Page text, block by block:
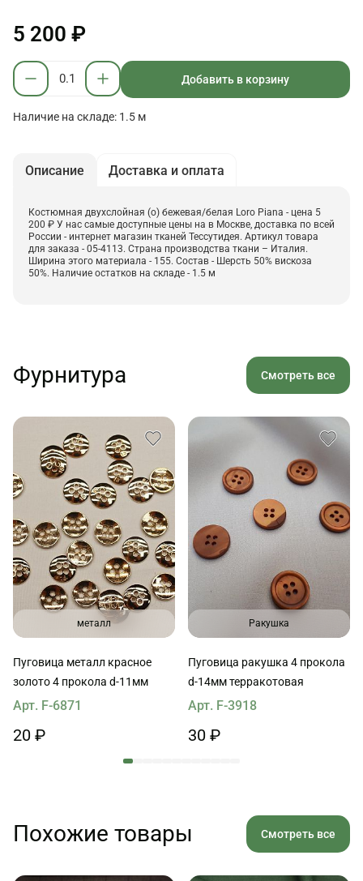
5 200 ₽
Добавить в корзину
Наличие на складе: 1.5 м
Описание Доставка и оплата
Костюмная двухслойная (о) бежевая/белая Loro Piana - цена 5
200 ₽ У нас самые доступные цены на в Москве, доставка по всей
России - интернет магазин тканей Тессутидея. Артикул товара
для заказа - 05-4113. Страна производства ткани – Италия.
Ширина этого материала - 155. Состав - Шерсть 50% вискоза
50%. Наличие остатков на складе - 1.5 м
Фурнитура Смотреть все
металл
Пуговица металл красное
золото 4 прокола d-11мм
Арт. F-6871
20 ₽
Ракушка
Пуговица ракушка 4 прокола
d-14мм терракотовая
Арт. F-3918
30 ₽
Похожие товары Смотреть все